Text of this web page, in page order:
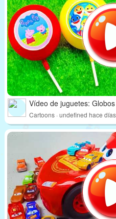
Vídeo de juguetes:
Cartoons · undefined hace días